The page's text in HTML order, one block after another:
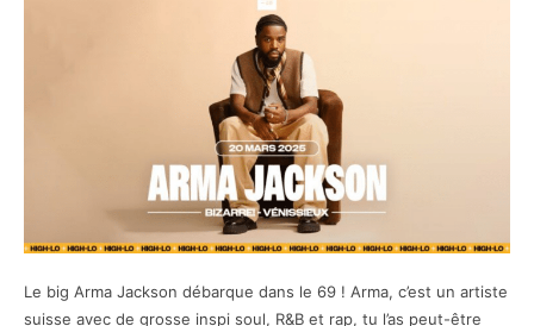
Le big Arma Jackson débarque dans le 69 ! Arma, c’est un artiste
suisse avec de grosse inspi soul, R&B et rap, tu l’as peut-être